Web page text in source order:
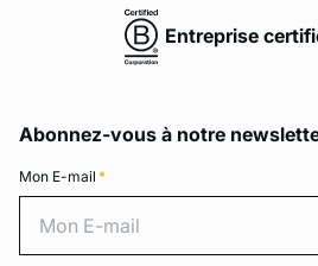
Entreprise
Abonnez-vous à notre
Mon E-mail *